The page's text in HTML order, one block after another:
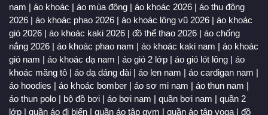
nam | áo khoác | áo mùa đông | áo khoác 2026 | áo thu đông
2026 | áo khoác phao 2026 | áo khoác lông vũ 2026 | áo khoác
gió 2026 | áo khoác kaki 2026 | đồ thể thao 2026 | áo chống
nắng 2026 | áo khoác phao nam | áo khoác kaki nam | áo khoác
gió nam | áo khoác dạ nam | áo gió 2 lớp | áo gió lót lông | áo
khoác măng tô | áo dạ dáng dài | áo len nam | áo cardigan nam |
áo hoodies | áo khoác bomber | áo sơ mi nam | áo thun nam |
áo thun polo | bộ đồ bơi | áo bơi nam | quần bơi nam | quần 2
lớp | quần áo đi biển | quần áo tập gym | quần áo tập yoga | đồ